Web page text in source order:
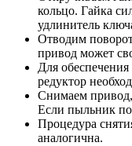
кольцо. Гайка
удлинитель
Отводим
привод может
Для
редуктор
Снимаем привод,
Если пыльник
Процедура
аналогична.